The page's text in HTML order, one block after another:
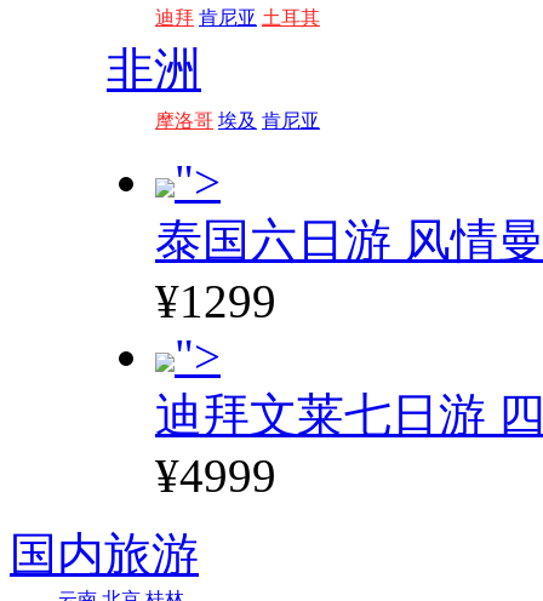
迪拜 肯尼亚 土耳其
非洲
摩洛哥 埃及 肯尼亚
">
泰国六日游 风情
¥1299
">
迪拜文莱七日游
¥4999
国内旅游